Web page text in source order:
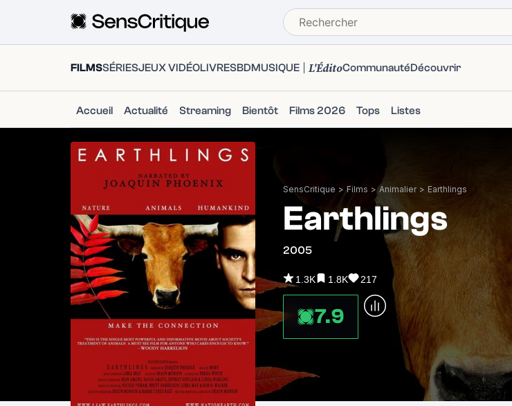
FILMSSÉRIESJEUX VIDÉOLIVRESBDMUSIQUE L'ÉditoCommunautéDécouvrir
Accueil Actualité Streaming Bientôt Films 2026 Tops Listes
SensCritique > Films > Animalier > Earthlings
Earthlings
2005
1.3K 1.8K 217
7.9